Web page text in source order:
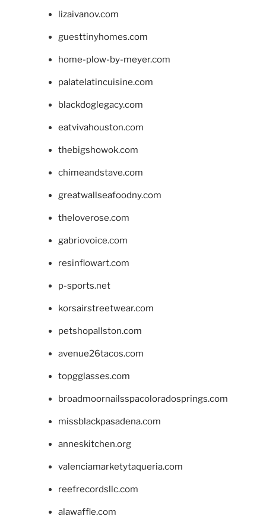
lizaivanov.com
guesttinyhomes.com
home-plow-by-meyer.com
palatelatincuisine.com
blackdoglegacy.com
eatvivahouston.com
thebigshowok.com
chimeandstave.com
greatwallseafoodny.com
theloverose.com
gabriovoice.com
resinflowart.com
p-sports.net
korsairstreetwear.com
petshopallston.com
avenue26tacos.com
topgglasses.com
broadmoornailsspacoloradosprings.com
missblackpasadena.com
anneskitchen.org
valenciamarketytaqueria.com
reefrecordsllc.com
alawaffle.com